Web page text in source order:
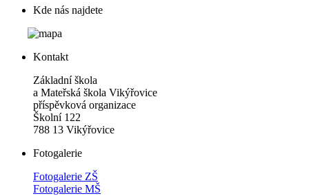
Kde nás najdete
Kontakt
Základní škola
a Mateřská škola Vikýřovice
příspěvková organizace
Školní 122
788 13 Vikýřovice
Fotogalerie
Fotogalerie ZŠ
Fotogalerie MŠ